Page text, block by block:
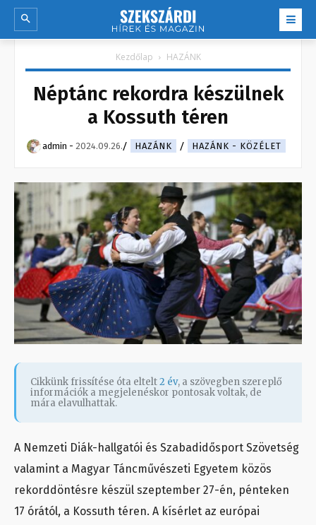
Kezdőlap HAZÁNK
Néptánc rekordra készülnek
a Kossuth téren
admin - 2024.09.26. HAZÁNK HAZÁNK - KÖZÉLET
Cikkünk frissítése óta eltelt2 év, a szövegben szereplő
információk a megjelenéskor pontosak voltak, de
mára elavulhattak.
A Nemzeti Diák-hallgatói és Szabadidősport Szövetség
valamint a Magyar Táncművészeti Egyetem közös
rekorddöntésre készül szeptember 27-én, pénteken
17 órától, a Kossuth téren. A kísérlet az európai